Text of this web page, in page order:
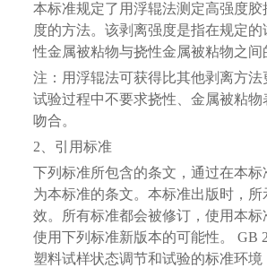
本标准规定了用浮辊法测定高强度胶
度的方法。该剥离强度是指在规定的
性金属被粘物与挠性金属被粘物之间
注：用浮辊法可获得比其他剥离方法
试验过程中不要求挠性、金属被粘
吻合。
2、引用标准
下列标准所包含的条文，通过在本
为本标准的条文。本标准出版时，
效。所有标准都会被修订，使用本
使用下列标准新版本的可能性。 GB
塑料试样状态调节和试验的标准环境